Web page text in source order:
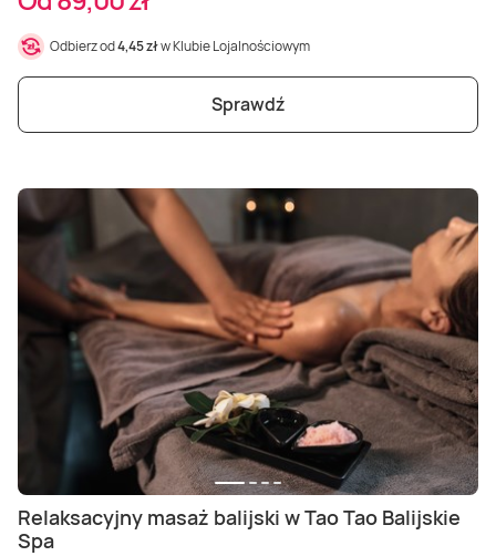
Odbierz od4,45 złw Klubie Lojalnościowym
Sprawdź
Relaksacyjny masaż balijski w Tao Tao Balijskie
Spa